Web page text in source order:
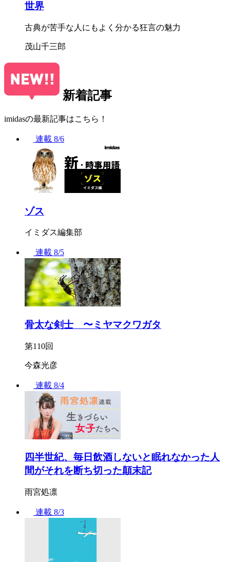
世界
古典が苦手な人にもよく分かる狂言の魅力
茂山千三郎
新着記事
imidasの最新記事はこちら！
連載 8/6
ゾス
イミダス編集部
連載 8/5
骨太な剣士 〜ミヤマクワガタ
第110回
今森光彦
連載 8/4
四半世紀、毎日飲酒しないと眠れなかった人
間がそれを断ち切った顛末記
雨宮処凛
連載 8/3